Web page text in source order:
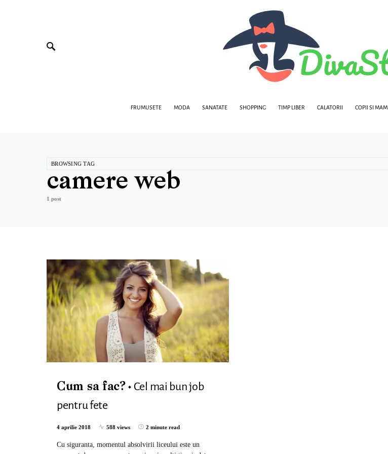
FRUMUSETE MODA SANATATE SHOPPING TIMP LIBER CALATORII COPII SI
BROWSING TAG
camere web
1 post
Cum sa fac?
Cel mai bun job
pentru fete
4 aprilie 2018 588 views 2 minute read
Cu siguranta, momentul absolvirii liceului este un